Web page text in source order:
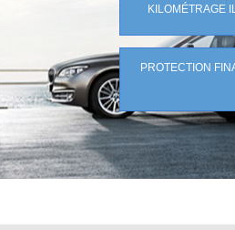
KILOMÉTRAGE
PROTECTION